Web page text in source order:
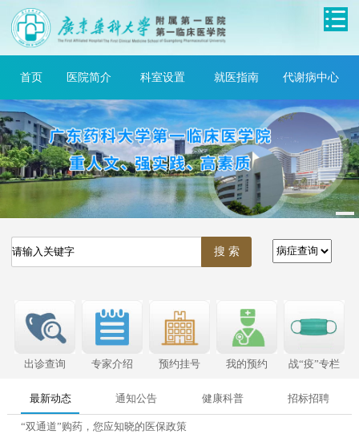
首页 医院简介 科室设置 就医指南 代谢病中心
出诊查询 专家介绍 预约挂号 我的预约 战“疫”专栏
最新动态 通知公告 健康科普 招标招聘
“双通道”购药，您应知晓的医保政策